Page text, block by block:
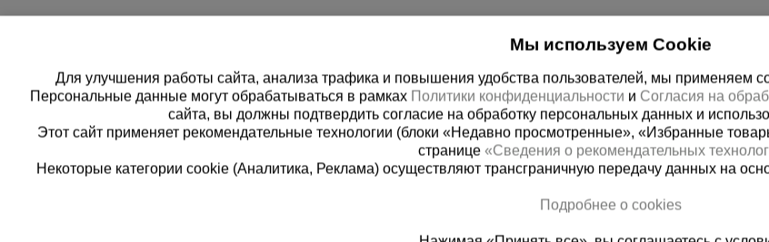
8 (800) 200-25-90 +994 55 388
Мы используем Cookie
Для улучшения работы сайта, анализа трафика и повышения удобства пользователей, мы применяем
Персональные данные могут обрабатываться в рамках Политики конфиденциальности и Согласия на
сайта, вы должны подтвердить согласие на обработку персональных данных и
Этот сайт применяет рекомендательные технологии (блоки «Недавно просмотренные», «Избранные
странице «Сведения о рекомендательных
Некоторые категории cookie (Аналитика, Реклама) осуществляют трансграничную передачу данных на
Подробнее о cookies